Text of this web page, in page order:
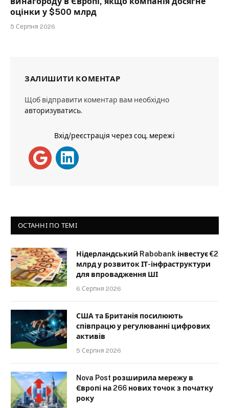
оцінки у $500 млрд
5 Серпня 2026
ЗАЛИШИТИ КОМЕНТАР
Щоб відправити коментар вам необхідно
авторизуватись.
Вхід/реєстрація через соц. мережі
ОСТАННІ ПО ТЕМІ
Нідерландський Rabobank інвестує €2
млрд у розвиток ІТ-інфраструктури
для впровадження ШІ
6 Серпня 2026
США та Британія посилюють
співпрацю у регулюванні цифрових
активів
5 Серпня 2026
Nova Post розширила мережу в
Європі на 266 нових точок з початку
року